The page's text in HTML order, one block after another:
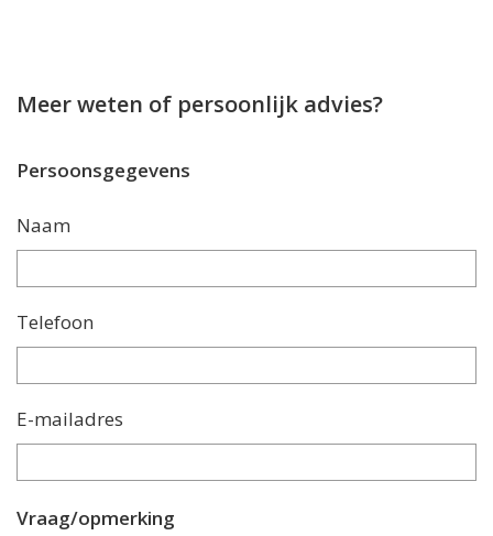
Meer weten of persoonlijk advies?
Persoonsgegevens
Naam
Telefoon
E-mailadres
Vraag/opmerking